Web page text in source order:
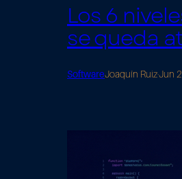
Los 6
se queda
SoftwareJoaquín Ruiz·Jun